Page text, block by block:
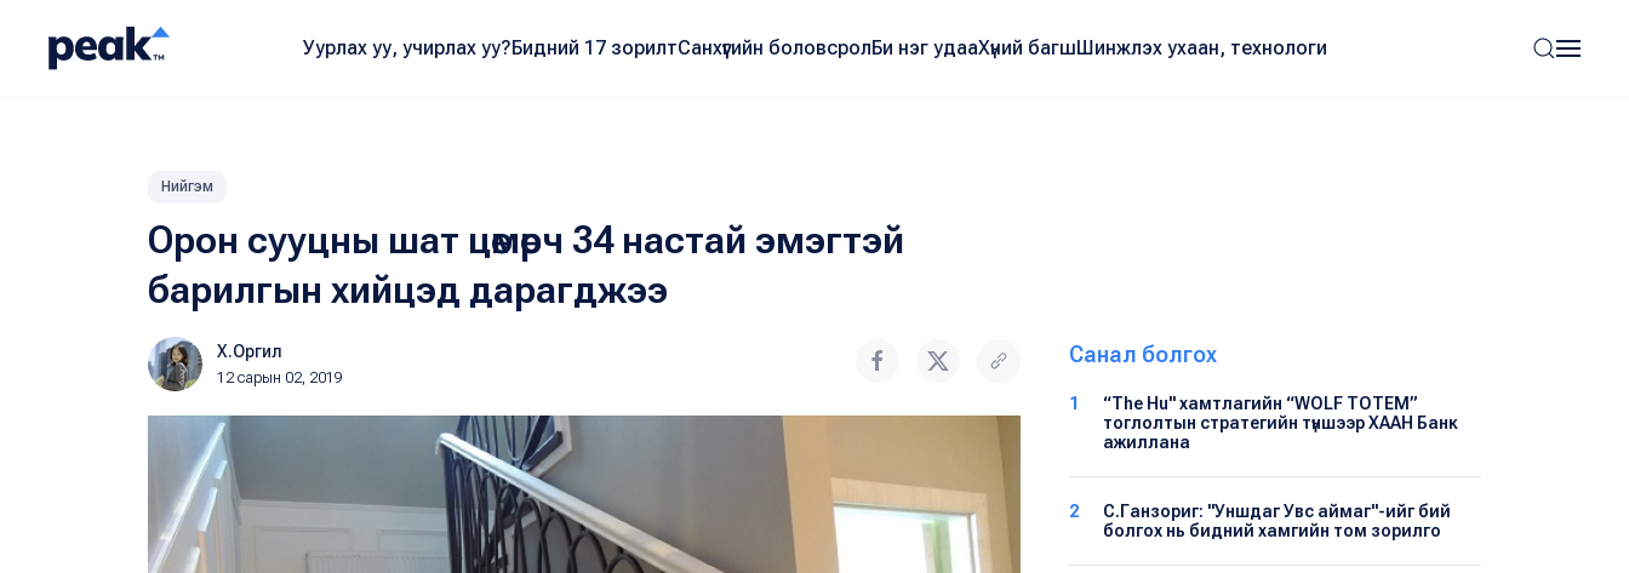
Уурлах уу, учирлах уу?Бидний 17 зорилтСанхүүгийн боловсролБи нэг удааХүний багшШинжлэх ухаан, технологи
Нийгэм
Орон сууцны шат цөмөрч 34 настай эмэгтэй
барилгын хийцэд дарагджээ
Х.Оргил
12 сарын 02, 2019
Санал болгох
1
“The Hu" хамтлагийн “WOLF TOTEM”
тоглолтын стратегийн түншээр ХААН Банк
ажиллана
2
С.Ганзориг: "Уншдаг Увс аймаг"-ийг бий
болгох нь бидний хамгийн том зорилго